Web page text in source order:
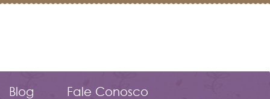
Blog Fale Conosco